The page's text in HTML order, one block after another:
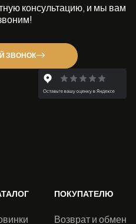
консультацию, и мы вам
ЗВОНОК
ПОКУПАТЕЛЮ
Возврат и обмен